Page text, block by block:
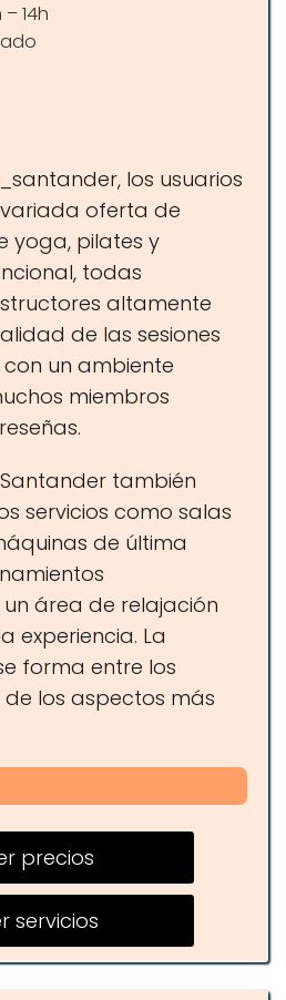
14h
los usuarios
oferta de
yoga, pilates y
todas
altamente
de las sesiones
un ambiente
miembros
también
servicios como salas
de última
área de relajación
experiencia. La
forma entre los
los aspectos más
funcional
precios
servicios